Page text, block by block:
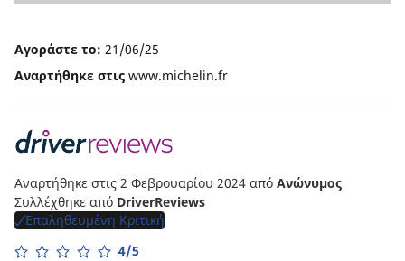
5
Αγοράστε το: 21/06/25
Αναρτήθηκε στις www.michelin.fr
Αναρτήθηκε στις 2 Φεβρουαρίου 2024 από Ανώνυμος
Συλλέχθηκε από DriverReviews
Επαληθευμένη Κριτική
4/5